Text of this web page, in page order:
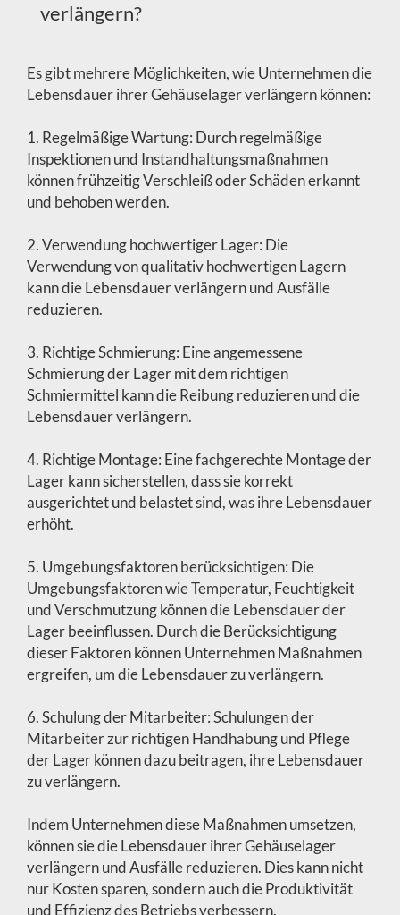
verlängern?
Es gibt mehrere Möglichkeiten, wie Unternehmen die
Lebensdauer ihrer Gehäuselager verlängern können:
1. Regelmäßige Wartung: Durch regelmäßige
Inspektionen und Instandhaltungsmaßnahmen
können frühzeitig Verschleiß oder Schäden erkannt
und behoben werden.
2. Verwendung hochwertiger Lager: Die
Verwendung von qualitativ hochwertigen Lagern
kann die Lebensdauer verlängern und Ausfälle
reduzieren.
3. Richtige Schmierung: Eine angemessene
Schmierung der Lager mit dem richtigen
Schmiermittel kann die Reibung reduzieren und die
Lebensdauer verlängern.
4. Richtige Montage: Eine fachgerechte Montage der
Lager kann sicherstellen, dass sie korrekt
ausgerichtet und belastet sind, was ihre Lebensdauer
erhöht.
5. Umgebungsfaktoren berücksichtigen: Die
Umgebungsfaktoren wie Temperatur, Feuchtigkeit
und Verschmutzung können die Lebensdauer der
Lager beeinflussen. Durch die Berücksichtigung
dieser Faktoren können Unternehmen Maßnahmen
ergreifen, um die Lebensdauer zu verlängern.
6. Schulung der Mitarbeiter: Schulungen der
Mitarbeiter zur richtigen Handhabung und Pflege
der Lager können dazu beitragen, ihre Lebensdauer
zu verlängern.
Indem Unternehmen diese Maßnahmen umsetzen,
können sie die Lebensdauer ihrer Gehäuselager
verlängern und Ausfälle reduzieren. Dies kann nicht
nur Kosten sparen, sondern auch die Produktivität
und Effizienz des Betriebs verbessern.